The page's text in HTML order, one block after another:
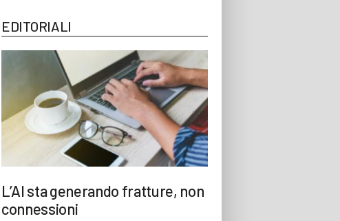
EDITORIALI
L’AI sta generando fratture, non
connessioni